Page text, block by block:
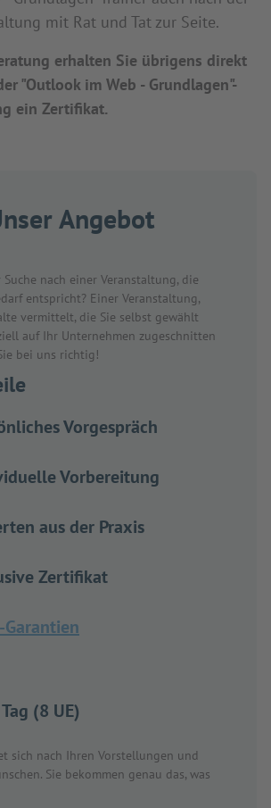
mit Rat und Tat zur Seite.
erhalten Sie übrigens direkt
"Outlook im Web - Grundlagen"-
ein Zertifikat.
Angebot
Suche nach einer Veranstaltung, die
entspricht? Einer Veranstaltung,
vermittelt, die Sie selbst gewählt
auf Ihr Unternehmen zugeschnitten
bei uns richtig!
Vorgespräch
Vorbereitung
aus der Praxis
Zertifikat
Garantien
(8 UE)
sich nach Ihren Vorstellungen und
Sie bekommen genau das, was